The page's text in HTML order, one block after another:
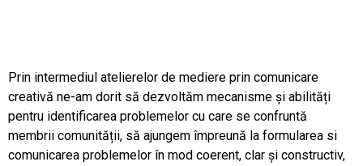
Prin intermediul atelierelor de mediere prin comunicare
creativă ne-am dorit să dezvoltăm mecanisme și abilități
pentru identificarea problemelor cu care se confruntă
membrii comunității, să ajungem împreună la formularea si
comunicarea problemelor în mod coerent, clar și constructiv,